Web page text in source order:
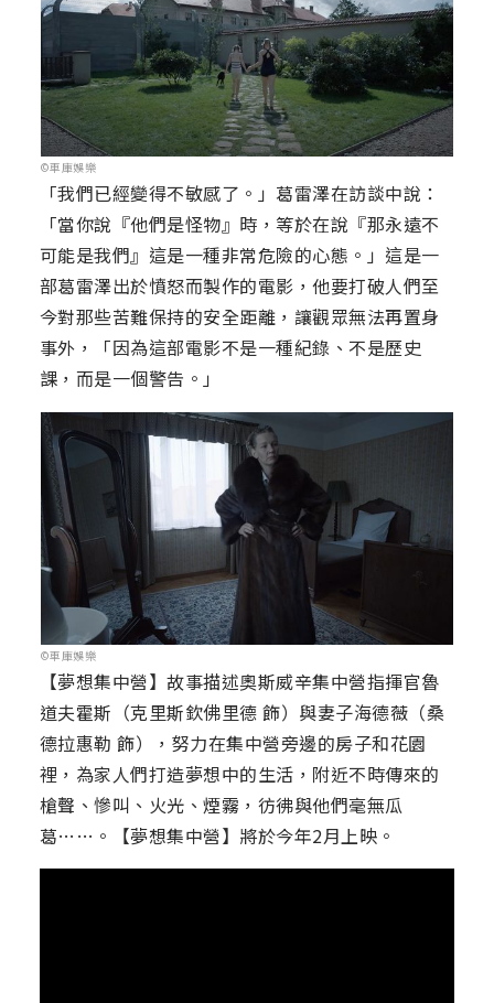
©車庫娛樂
「我們已經變得不敏感了。」葛雷澤在訪談中說：
「當你說『他們是怪物』時，等於在說『那永遠不
可能是我們』這是一種非常危險的心態。」這是一
部葛雷澤出於憤怒而製作的電影，他要打破人們至
今對那些苦難保持的安全距離，讓觀眾無法再置身
事外，「因為這部電影不是一種紀錄、不是歷史
課，而是一個警告。」
©車庫娛樂
【夢想集中營】故事描述奧斯威辛集中營指揮官魯
道夫霍斯（克里斯欽佛里德 飾）與妻子海德薇（桑
德拉惠勒 飾），努力在集中營旁邊的房子和花園
裡，為家人們打造夢想中的生活，附近不時傳來的
槍聲、慘叫、火光、煙霧，彷彿與他們毫無瓜
葛……。【夢想集中營】將於今年2月上映。